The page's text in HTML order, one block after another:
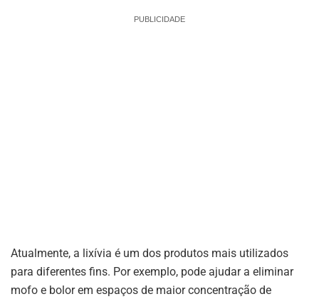
PUBLICIDADE
Atualmente, a lixívia é um dos produtos mais utilizados
para diferentes fins. Por exemplo, pode ajudar a eliminar
mofo e bolor em espaços de maior concentração de